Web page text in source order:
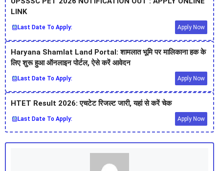
LINK
Last Date To Apply: Apply Now
Haryana Shamlat Land Portal: शामलात भूमि पर मालिकाना हक के
लिए शुरू हुआ ऑनलाइन पोर्टल, ऐसे करें आवेदन
Last Date To Apply: Apply Now
HTET Result 2026: एचटेट रिजल्ट जारी, यहां से करें चेक
Last Date To Apply: Apply Now